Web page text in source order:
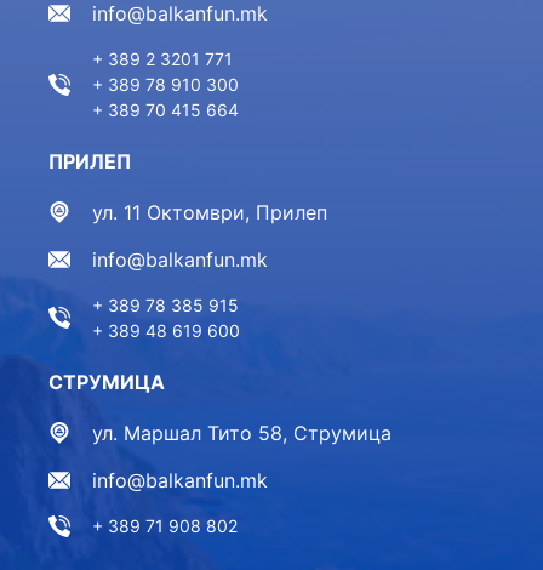
info@balkanfun.mk
+ 389 2 3201 771
+ 389 78 910 300
+ 389 70 415 664
ПРИЛЕП
ул. 11 Октомври, Прилеп
info@balkanfun.mk
+ 389 78 385 915
+ 389 48 619 600
СТРУМИЦА
ул. Маршал Тито 58, Струмица
info@balkanfun.mk
+ 389 71 908 802